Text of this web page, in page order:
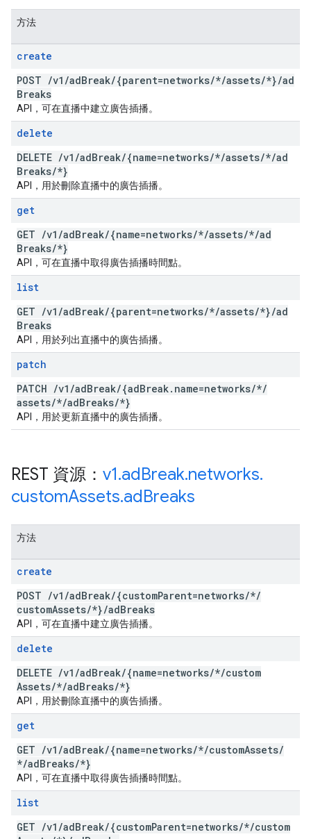
方法
create
POST /v1 /adBreak/{parent=networks/*/assets/*}/ad
Breaks
API，可在直播中建立廣告插播。
delete
DELETE /v1 /adBreak/{name=networks/*/assets/*/ad
Breaks/*}
API，用於刪除直播中的廣告插播。
get
GET /v1 /adBreak/{name=networks/*/assets/*/ad
Breaks/*}
API，可在直播中取得廣告插播時間點。
list
GET /v1 /adBreak/{parent=networks/*/assets/*}/ad
Breaks
API，用於列出直播中的廣告插播。
patch
PATCH /v1 /adBreak/{adBreak. name=networks/*/
assets/*/adBreaks/*}
API，用於更新直播中的廣告插播。
REST 資源： v1.adBreak.networks.
customAssets.adBreaks
方法
create
POST /v1 /adBreak/{customParent=networks/*/
customAssets/*}/adBreaks
API，可在直播中建立廣告插播。
delete
DELETE /v1 /adBreak/{name=networks/*/custom
Assets/*/adBreaks/*}
API，用於刪除直播中的廣告插播。
get
GET /v1 /adBreak/{name=networks/*/customAssets/
*/adBreaks/*}
API，可在直播中取得廣告插播時間點。
list
GET /v1 /adBreak/{customParent=networks/*/custom